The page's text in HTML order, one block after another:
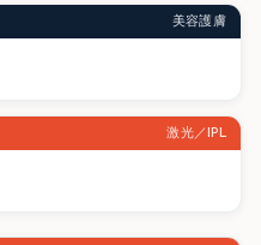
美容護膚
激光／IPL